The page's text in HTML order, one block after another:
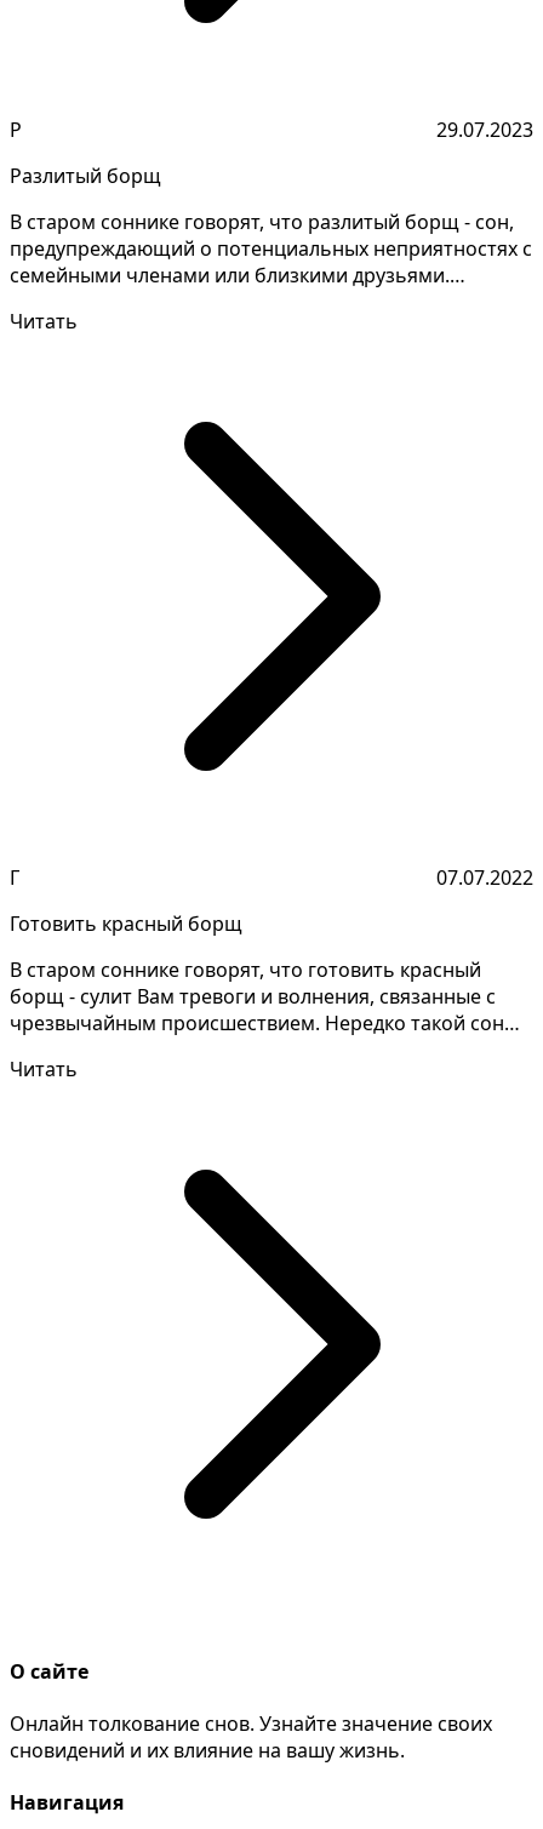
Р
29.07.2023
Разлитый борщ
В старом соннике говорят, что разлитый борщ - сон,
предупреждающий о потенциальных неприятностях с
семейными членами или близкими друзьями.
Читать
Г
07.07.2022
Готовить красный борщ
В старом соннике говорят, что готовить красный
борщ - сулит Вам тревоги и волнения, связанные с
чрезвычайным происшествием. Нередко такой сон
Читать
О сайте
Онлайн толкование снов. Узнайте значение своих
сновидений и их влияние на вашу жизнь.
Навигация